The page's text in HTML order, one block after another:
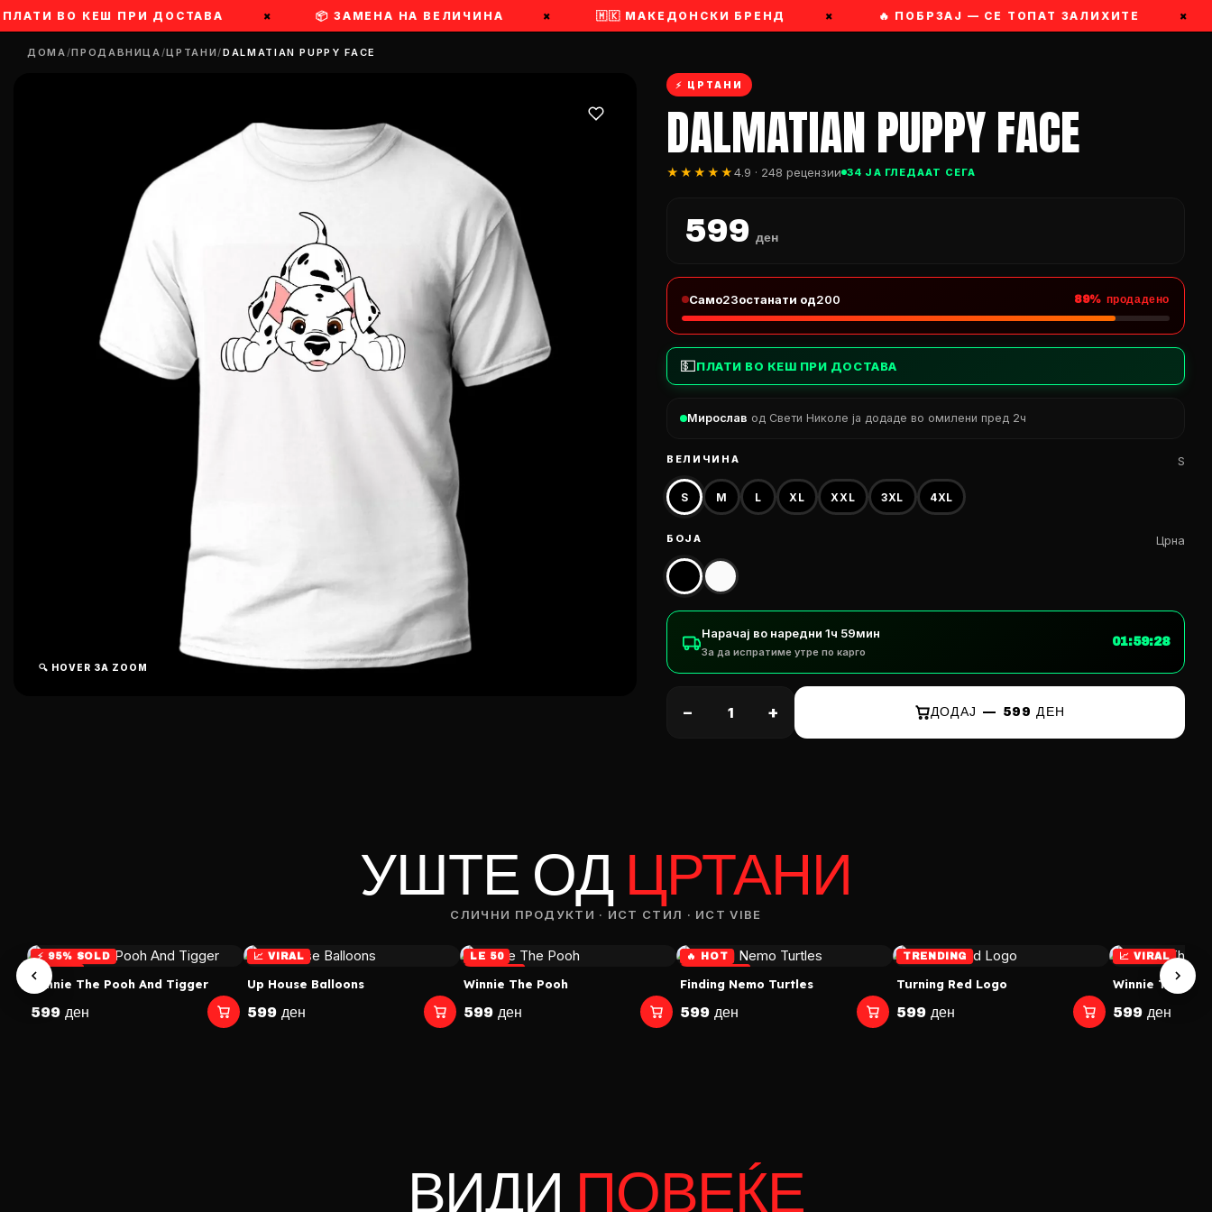
ВО КЕШ ПРИ ДОСТАВА 📦 ЗАМЕНА НА ВЕЛИЧИНА 🇲🇰 МАКЕДОНСКИ БРЕНД 🔥 ПОБРЗАЈ — СЕ ТОПАТ ЗАЛИХИТЕ
ДОМА/ПРОДАВНИЦА/ЦРТАНИ/DALMATIAN PUPPY FACE
🔍 HOVER ЗА ZOOM
⚡ ЦРТАНИ
DALMATIAN PUPPY FACE
★★★★★4.9 · 248 рецензии 34 ЈА ГЛЕДААТ СЕГА
599 ден
Само23останати од200 89% продадено
💵ПЛАТИ ВО КЕШ ПРИ ДОСТАВА
Мирослав од Свети Николе ја додаде во омилени пред 2ч
ВЕЛИЧИНА S
S M L XL XXL 3XL 4XL
БОЈА Црна
Нарачај во наредни1ч 59мин
За да испратиме утре по карго
01:59:26
− + ДОДАЈ — 599 ДЕН
УШТЕ ОДЦРТАНИ
СЛИЧНИ ПРОДУКТИ · ИСТ СТИЛ · ИСТ VIBE
⚡ 95% SOLD
🎯 TOP
Winnie The Pooh And Tigger
599 ден
📈 VIRAL
Up House Balloons
599 ден
LE 50
Winnie The Pooh
599 ден
🔥 HOT
Finding Nemo Turtles
599 ден
TRENDING
Turning Red Logo
599 ден
📈 VIRAL
Winnie The
599 ден
ВИДИ ПОВЕЌЕ
— ден
ИЗБЕРИ ОПЦИЈА
ПЛАТИ ПРИ ДОСТАВА ВО КЕШ